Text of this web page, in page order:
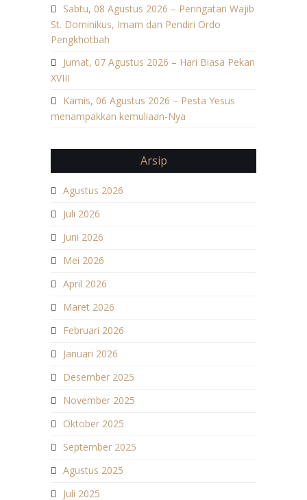
Sabtu, 08 Agustus 2026 – Peringatan Wajib
St. Dominikus, Imam dan Pendiri Ordo
Pengkhotbah
Jumat, 07 Agustus 2026 – Hari Biasa Pekan
XVIII
Kamis, 06 Agustus 2026 – Pesta Yesus
menampakkan kemuliaan-Nya
Arsip
Agustus 2026
Juli 2026
Juni 2026
Mei 2026
April 2026
Maret 2026
Februari 2026
Januari 2026
Desember 2025
November 2025
Oktober 2025
September 2025
Agustus 2025
Juli 2025